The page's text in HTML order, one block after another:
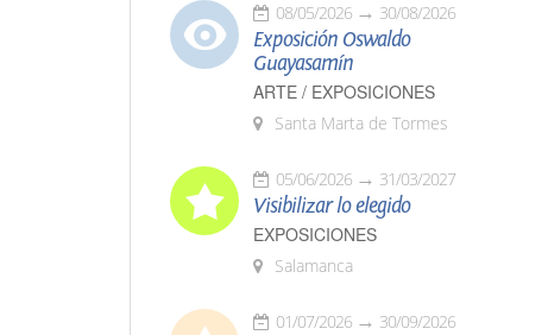
08/05/2026 30/08/2026
Exposición Oswaldo
Guayasamín
ARTE / EXPOSICIONES
Santa Marta de Tormes
05/06/2026 31/03/2027
Visibilizar lo elegido
EXPOSICIONES
Salamanca
01/07/2026 30/09/2026